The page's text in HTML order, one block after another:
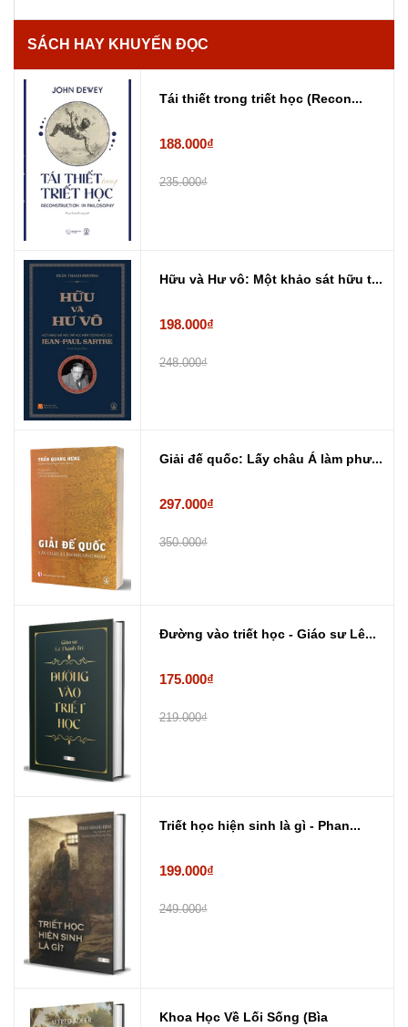
SÁCH HAY KHUYẾN ĐỌC
Tái thiết trong triết học (Recon...
188.000₫
235.000₫
Hữu và Hư vô: Một khảo sát hữu t...
198.000₫
248.000₫
Giải đế quốc: Lấy châu Á làm phư...
297.000₫
350.000₫
Đường vào triết học - Giáo sư Lê...
175.000₫
219.000₫
Triết học hiện sinh là gì - Phan...
199.000₫
249.000₫
Khoa Học Về Lối Sống (Bìa